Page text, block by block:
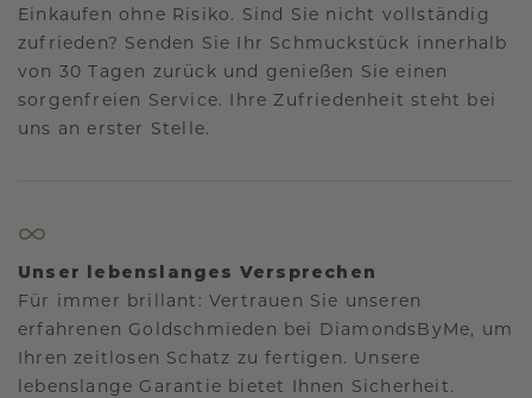
Einkaufen ohne Risiko. Sind Sie nicht vollständig
zufrieden? Senden Sie Ihr Schmuckstück innerhalb
von 30 Tagen zurück und genießen Sie einen
sorgenfreien Service. Ihre Zufriedenheit steht bei
uns an erster Stelle.
Unser lebenslanges Versprechen
Für immer brillant: Vertrauen Sie unseren
erfahrenen Goldschmieden bei DiamondsByMe, um
Ihren zeitlosen Schatz zu fertigen. Unsere
lebenslange Garantie bietet Ihnen Sicherheit.